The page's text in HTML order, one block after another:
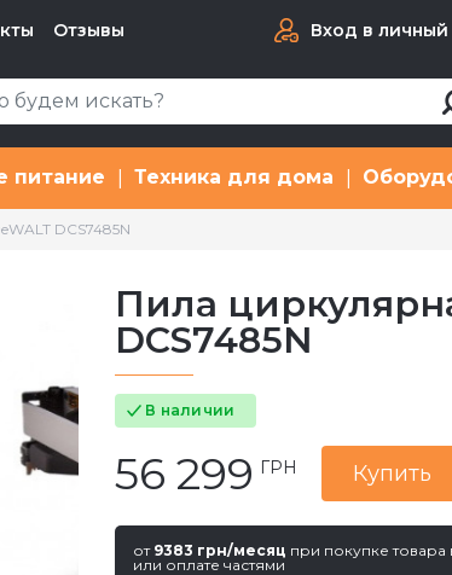
Отзывы Вход в
питание Техника для дома
DCS7485N
Пила
DCS7485N
В наличии
56 299 ГРН Купить
от 9383 грн/месяц при покупке товара
или оплате частями